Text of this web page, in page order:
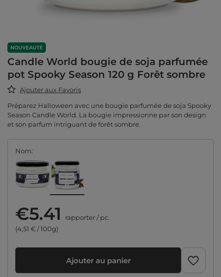
NOUVEAUTÉ
Candle World bougie de soja parfumée
pot Spooky Season 120 g Forêt sombre
Ajouter aux Favoris
Préparez Halloween avec une bougie parfumée de soja Spooky
Season Candle World. La bougie impressionne par son design
et son parfum intriguant de forêt sombre.
Nom
€5.41 rapporter/pc.
(4,51 € / 100g)
Ajouter au panier